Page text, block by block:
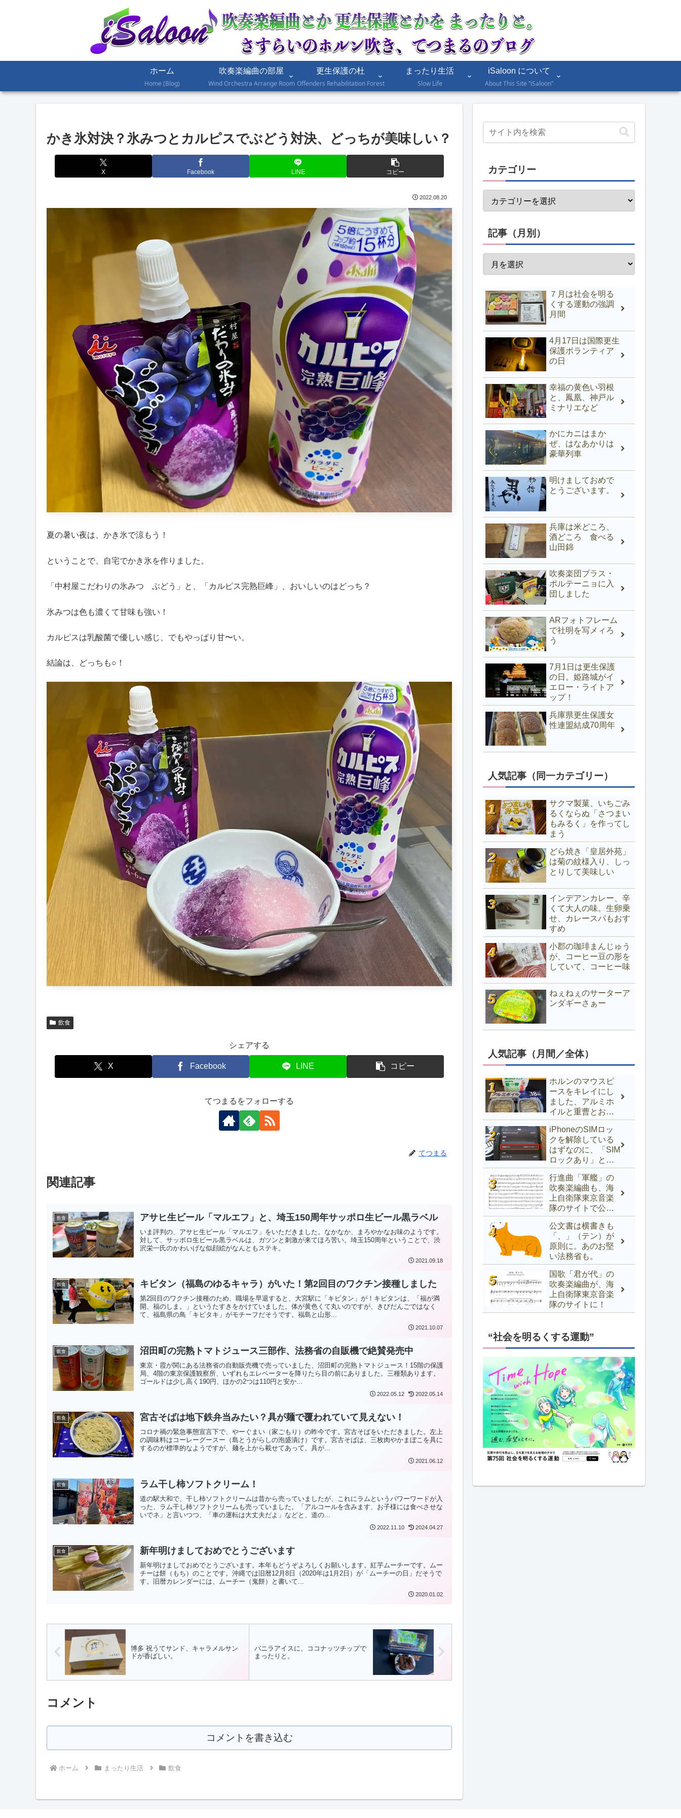
ホーム
Home (Blog)
吹奏楽編曲の部屋
Wind Orchestra Arrange Room
更生保護の杜
Offenders Rehabilitation Forest
まったり生活
Slow Life
iSaloon について
About This Site “iSaloon”
かき氷対決？氷みつとカルピスでぶどう対決、どっちが美味しい？
X Facebook LINE コピー
2022.08.20
夏の暑い夜は、かき氷で涼もう！
ということで、自宅でかき氷を作りました。
「中村屋こだわりの氷みつ ぶどう」と、「カルピス完熟巨峰」、おいしいのはどっち？
氷みつは色も濃くて甘味も強い！
カルピスは乳酸菌で優しい感じ、でもやっぱり甘〜い。
結論は、どっちも○！
飲食
シェアする
X Facebook LINE コピー
てつまるをフォローする
てつまる
関連記事
飲食 アサヒ生ビール「マルエフ」と、埼玉150周年サッポロ生ビール黒ラベル
いま評判の、アサヒ生ビール「マルエフ」をいただきました。なかなか、まろやかなお味のようです。
対して、サッポロ生ビール黒ラベルは、ガツンと刺激が来てほろ苦い。埼玉150周年ということで、渋
沢栄一氏のかわいげな似顔絵がなんともステキ。
2021.09.18
飲食 キビタン（福島のゆるキャラ）がいた！第2回目のワクチン接種しました
第2回目のワクチン接種のため、職場を早退すると、大宮駅に「キビタン」が！キビタンは、「福が満
開、福のしま。」というたすきをかけていました。体が黄色くて丸いのですが、きびだんごではなく
て、福島県の鳥「キビタキ」がモチーフだそうです。福島と山形...
2021.10.07
飲食 沼田町の完熟トマトジュース三部作、法務省の自販機で絶賛発売中
東京・霞が関にある法務省の自動販売機で売っていました、沼田町の完熟トマトジュース！15階の保護
局、4階の東京保護観察所、いずれもエレベーターを降りたら目の前にありました。三種類あります。
ゴールドは少し高く190円、ほかの2つは110円と安か...
2022.05.12 2022.05.14
飲食 宮古そばは地下鉄弁当みたい？具が麺で覆われていて見えない！
コロナ禍の緊急事態宣言下で、やーぐまい（家ごもり）の昨今です。宮古そばをいただきました。左上
の調味料はコーレーグースー（島とうがらしの泡盛漬け）です。宮古そばは、三枚肉やかまぼこを具に
するのが標準的なようですが、麺を上から載せてあって、具が...
2021.06.12
飲食 ラム干し柿ソフトクリーム！
道の駅大和で、干し柿ソフトクリームは昔から売っていましたが、これにラムというパワーワードが入
った、ラム干し柿ソフトクリームも売っていました。「アルコールを含みます、お子様には食べさせな
いでネ」と言いつつ、「車の運転は大丈夫だよ」などと、道の...
2022.11.10 2024.04.27
飲食 新年明けましておめでとうございます
新年明けましておめでとうございます。本年もどうぞよろしくお願いします。紅芋ムーチーです。ムー
チーは餅（もち）のことです。沖縄では旧暦12月8日（2020年は1月2日）が「ムーチーの日」だそうで
す。旧暦カレンダーには、ムーチー（鬼餅）と書いて...
2020.01.02
博多 祝うてサンド、キャラメルサン
ドが香ばしい。
バニラアイスに、ココナッツチップで
まったりと。
コメント
コメントを書き込む
ホーム まったり生活 飲食
カテゴリー
記事（月別）
７月は社会を明る
くする運動の強調
月間
4月17日は国際更生
保護ボランティア
の日
幸福の黄色い羽根
と、鳳凰、神戸ル
ミナリエなど
かにカニはまか
ぜ、はなあかりは
豪華列車
明けましておめで
とうございます。
兵庫は米どころ、
酒どころ 食べる
山田錦
吹奏楽団ブラス・
ポルテーニョに入
団しました
ARフォトフレーム
で社明を写メィろ
う
7月1日は更生保護
の日。姫路城がイ
エロー・ライトア
ップ！
兵庫県更生保護女
性連盟結成70周年
人気記事（同一カテゴリー）
サクマ製菓、いちごみ
るくならぬ「さつまい
もみるく」を作ってし
まう
どら焼き「皇居外苑」
は菊の紋様入り、しっ
とりして美味しい
インデアンカレー、辛
くて大人の味。生卵乗
せ、カレースパもおす
すめ
小郡の珈琲まんじゅう
が、コーヒー豆の形を
していて、コーヒー味
ねぇねぇのサーターア
ンダギーさぁー
人気記事（月間／全体）
ホルンのマウスピ
ースをキレイにし
ました、アルミホ
イルと重曹とお湯
でOK
iPhoneのSIMロッ
クを解除している
はずなのに、「SIM
ロックあり」と表
示されるときの対
処法
行進曲「軍艦」の
吹奏楽編曲も、海
上自衛隊東京音楽
隊のサイトで公開
中！
公文書は横書きも
「、」（テン）が
原則に。あのお堅
い法務省も。
国歌「君が代」の
吹奏楽編曲が、海
上自衛隊東京音楽
隊のサイトに！
“社会を明るくする運動”